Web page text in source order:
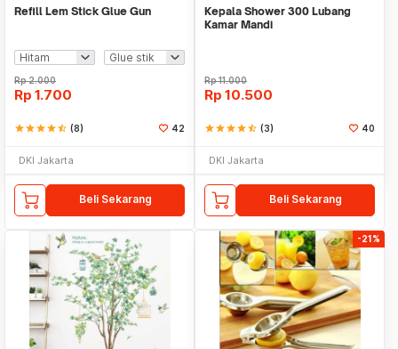
Refill Lem Stick Glue Gun
Rp2.000
Rp 1.700
starstarstarstarstar_half (8) 42
DKI Jakarta
Beli Sekarang
Kepala Shower 300 Lubang
Kamar Mandi
Rp11.000
Rp 10.500
starstarstarstarstar_half (3) 40
DKI Jakarta
Beli Sekarang
-21%